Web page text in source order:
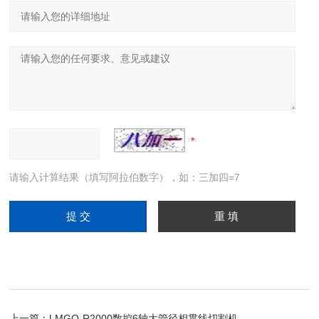
请输入计算结果（填写阿拉伯数字），如：三加四=7